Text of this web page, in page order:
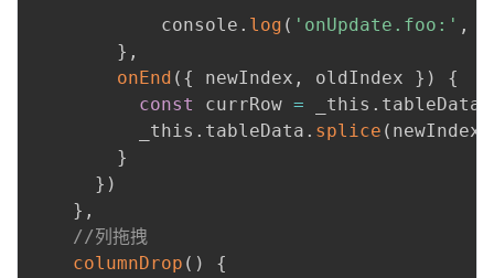
            console
. log ( 'onUpdate.foo:' ,
} ,
onEnd ( { newIndex , oldIndex } )
{
const
currRow = _this . tableData
          _this
. tableData . splice ( newIndex
}
} )
} ,
//列拖拽
columnDrop ( )
{